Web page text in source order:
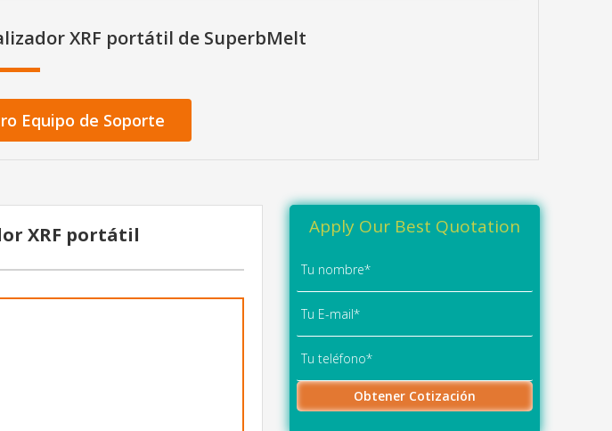
XRF portátil de SuperbMelt
Equipo de Soporte
XRF portátil Apply Our Best Quotation